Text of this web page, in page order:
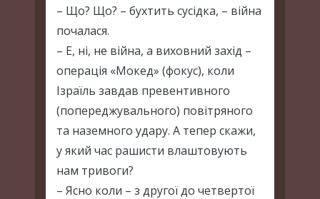
– Що? Що? – бухтить сусідка, – війна
почалася.
– Е, ні, не війна, а виховний захід –
операція «Мокед» (фокус), коли
Ізраїль завдав превентивного
(попереджувального) повітряного
та наземного удару. А тепер скажи,
у який час рашисти влаштовують
нам тривоги?
– Ясно коли – з другої до четвертої